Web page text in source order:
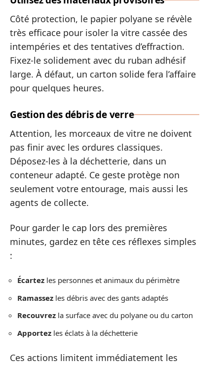
Côté protection, le papier polyane se révèle
très efficace pour isoler la vitre cassée des
intempéries et des tentatives d’effraction.
Fixez-le solidement avec du ruban adhésif
large. À défaut, un carton solide fera l’affaire
pour quelques heures.
Gestion des débris de verre
Attention, les morceaux de vitre ne doivent
pas finir avec les ordures classiques.
Déposez-les à la déchetterie, dans un
conteneur adapté. Ce geste protège non
seulement votre entourage, mais aussi les
agents de collecte.
Pour garder le cap lors des premières
minutes, gardez en tête ces réflexes simples
:
Écartez les personnes et animaux du périmètre
Ramassez les débris avec des gants adaptés
Recouvrez la surface avec du polyane ou du carton
Apportez les éclats à la déchetterie
Ces actions limitent immédiatement les